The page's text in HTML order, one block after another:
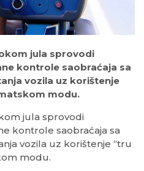
jula sprovodi
kontrole saobraćaja sa
vozila uz korištenje
modu.
jula sprovodi
kontrole saobraćaja sa
vozila uz korištenje “tru
modu.